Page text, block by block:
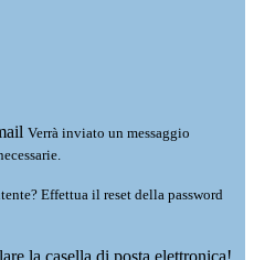
Verrà inviato un messaggio
Effettua il reset della password